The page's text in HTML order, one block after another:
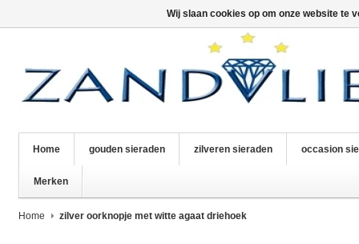
Home gouden sieraden zilveren sieraden occasion
Merken
Home zilver oorknopje met witte agaat driehoek
Wij slaan cookies op om onze website te